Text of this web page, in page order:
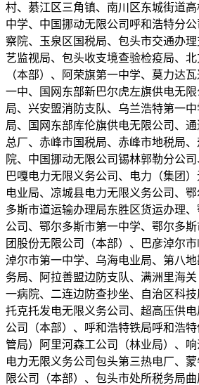
村、綦江区三角镇、南川区东城街道
中学、中国挪动无限公司呼和浩特分
察院、玉泉区国税局、包头市交通办
艺监视局、包头收支境查验检疫局、
（本部）、阿荣旗第一中学、莫力达
一中、国网东部新巴尔虎左旗供电无
局、兴安盟消防支队、乌兰浩特第一
局、国网东部库伦旗供电无限公司、
总厂、赤峰市国税局、赤峰市地税局
院、中国挪动无限公司锡林郭勒分公
巴嘎电力无限义务公司、电力（集团
电业局、凉城县电力无限义务公司、
多斯市道运输办理局东胜区货运办理
公司、鄂尔多斯市第一中学、鄂尔多
团股份无限公司（本部）、巴彦淖尔
淖尔市第一中学、乌海电业局、第八
务局、阿拉善盟边防支队、满洲里海
一病院、二连边防查抄坐、自治区科
托克托发电无限义务公司、超高压供
公司（本部）、呼和浩特铁局呼和浩
管局）阿里河森工公司（林业局）、
电力无限义务公司包头第三热电厂、
限公司（本部）、包头市处所税务局